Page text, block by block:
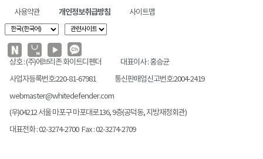
사용약관 개인정보취급방침 사이트맵
상호 : (주)에브리존 화이트디펜더
대표이사 : 홍승균
사업자등록번호:220-81-67981
통신판매업신고번호:2004-2419
webmaster@whitedefender.com
(우)04212 서울 마포구 마포대로136, 9층(공덕동, 지방재정회관)
대표전화 : 02-3274-2700 Fax : 02-3274-2709